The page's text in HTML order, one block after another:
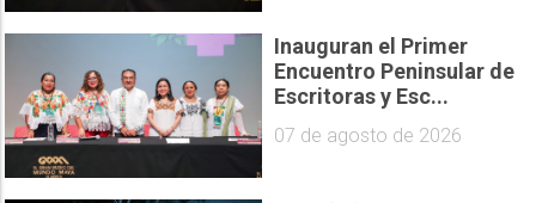
Inauguran el Primer
Encuentro Peninsular de
Escritoras y Esc...
07 de agosto de 2026